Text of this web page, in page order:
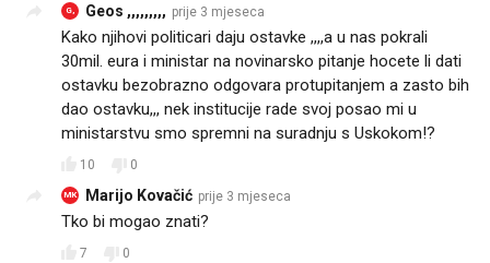
G, Geos ,,,,,,,,, prije 3 mjeseca
Kako njihovi politicari daju ostavke ,,,,a u nas pokrali
30mil. eura i ministar na novinarsko pitanje hocete li dati
ostavku bezobrazno odgovara protupitanjem a zasto bih
dao ostavku,,, nek institucije rade svoj posao mi u
ministarstvu smo spremni na suradnju s Uskokom!?
10 0
MK Marijo Kovačić prije 3 mjeseca
Tko bi mogao znati?
7
0